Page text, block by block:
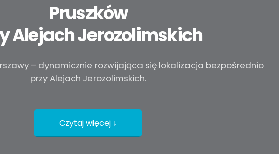
Pruszków
Alejach Jerozolimskich
– dynamicznie rozwijająca się lokalizacja bezpośrednio
przy Alejach Jerozolimskich.
Czytaj więcej ↓